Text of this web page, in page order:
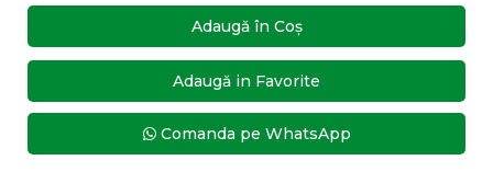
Adaugă în Coş
Adaugă in Favorite
Comanda pe WhatsApp